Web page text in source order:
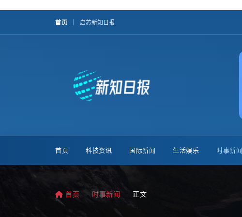
首页 启芯新知日报
首页 科技资讯 国际新闻 生活娱乐 时事新闻
首页 时事新闻 正文